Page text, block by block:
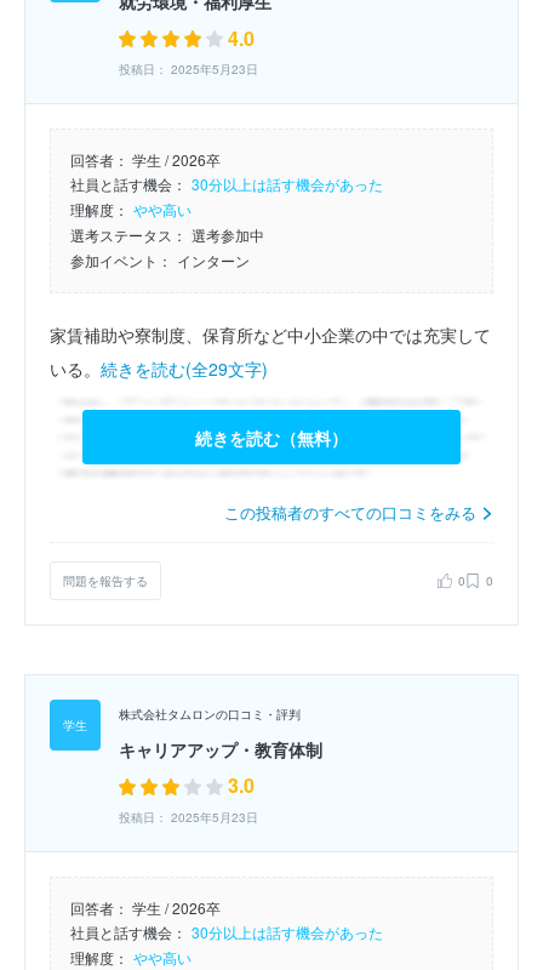
4.0
投稿日： 2025年5月23日
回答者： 学生 / 2026卒
社員と話す機会： 30分以上は話す機会があった
理解度： やや高い
選考ステータス： 選考参加中
参加イベント： インターン
家賃補助や寮制度、保育所など中小企業の中では充実して
いる。 続きを読む(全29文字)
続きを読む（無料）
この投稿者のすべての口コミをみる
問題を報告する 0 0
株式会社タムロンの口コミ・評判
キャリアアップ・教育体制
3.0
投稿日： 2025年5月23日
回答者： 学生 / 2026卒
社員と話す機会： 30分以上は話す機会があった
理解度： やや高い